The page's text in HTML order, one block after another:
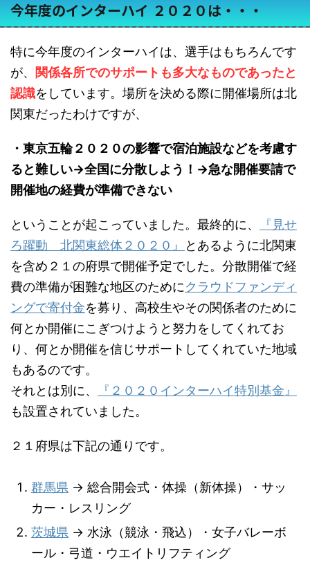
今年度のインターハイ ２０２０は・・・
特に今年度のインターハイは、選手はもちろんです
が、 関係各所でのサポートも多大なものであったと
認識をしています。場所を決める際に開催場所は北
関東だったわけですが、
・東京五輪２０２０の影響で宿泊施設などを考慮す
ると難しい→全国に分散しよう！→急な開催要請で
開催地の経費が準備できない
ということが起こっていました。最終的に、
『見せ
ろ躍動 北関東総体２０２０』
とあるように北関東
を含め２１の府県で開催予定でした。分散開催で経
費の準備が困難な地区のためにクラウドファンディ
ングで寄付金を募り、高校生やその関係者のために
何とか開催にこぎつけようと努力をしてくれてお
り、何とか開催を信じサポートしてくれていた地域
もあるのです。
それとは別に、
『２０２０インターハイ特別基金』
も設置されていました。
２１府県は下記の通りです。
群馬県 → 総合開会式・体操（新体操）・サッ
カー・レスリング
茨城県 → 水泳（競泳・飛込）・女子バレーボ
ール・弓道・ウエイトリフティング